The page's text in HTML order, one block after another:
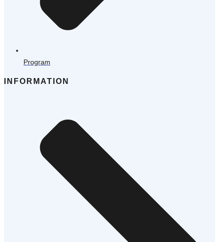
Program
INFORMATION